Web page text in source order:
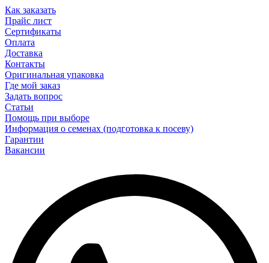
Как заказать
Прайс лист
Сертификаты
Оплата
Доставка
Контакты
Оригинальная упаковка
Где мой заказ
Задать вопрос
Статьи
Помощь при выборе
Информация о семенах (подготовка к посеву)
Гарантии
Вакансии